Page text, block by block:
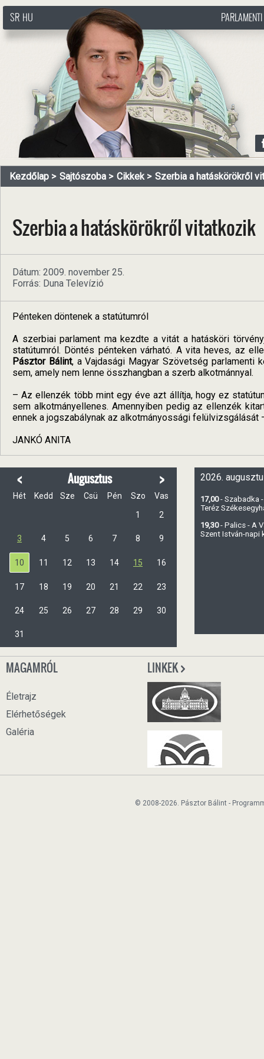
http://www.pasztorbalint.rs/hu
SR HU
Kezdőlap Sajtószoba Cikkek Szerbia a hatáskörökről
Szerbia a hatáskörökről vitatkozik
Dátum: 2009. november 25.
Forrás: Duna Televízió
Pénteken döntenek a statútumról
A szerbiai parlament ma kezdte a vitát a hatásköri
statútumról. Döntés pénteken várható. A vita heves, az
Pásztor Bálint, a Vajdasági Magyar Szövetség parlamenti
sem, amely nem lenne összhangban a szerb alkotmánnyal.
– Az ellenzék több mint egy éve azt állítja, hogy ez
sem alkotmányellenes. Amennyiben pedig az ellenzék
ennek a jogszabálynak az alkotmányossági
JANKÓ ANITA
< Augusztus >
Hét Kedd Sze Csü Pén Szo
Vas
1
2
3 4 5 6 7 8 9
10 11 12 13 14 15 16
17 18 19 20 21 22 23
24 25 26 27 28 29 30
31
2026.
17,00- Szabadka
Teréz
19,30- Palics - A
Szent István-napi
MAGAMRÓL
Életrajz
Elérhetőségek
Galéria
LINKEK
© 2008-2026. Pásztor Bálint -